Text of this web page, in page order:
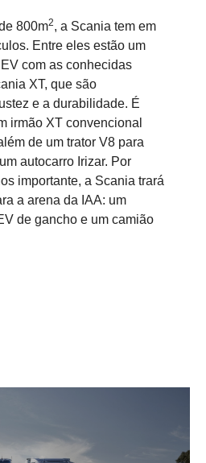
800m2, a Scania tem em
Entre eles estão um
com as conhecidas
XT, que são
e a durabilidade. É
irmão XT convencional
de um trator V8 para
autocarro Irizar. Por
importante, a Scania trará
a arena da IAA: um
de gancho e um camião